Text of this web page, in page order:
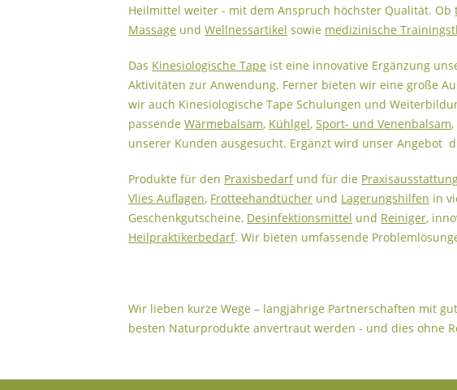
Heilmittel weiter - mit dem Anspruch höchster Qualität. Ob
Massage undWellnessartikel sowie medizinische
Das Kinesiologische Tape ist eine innovative Ergänzung
Aktivitäten zur Anwendung. Ferner bieten wir eine große
wir auch Kinesiologische Tape Schulungen und
passendeWärmebalsam, Kühlgel,Sport- und Venenbalsam,
unserer Kunden ausgesucht. Ergänzt wird unser Angebot
Produkte für den Praxisbedarfund für die
Vlies Auflagen, Frotteehandtücher und Lagerungshilfen in
Geschenkgutscheine, Desinfektionsmittel und Reiniger,
Heilpraktikerbedarf. Wir bieten umfassende
Wir lieben kurze Wege – langjährige Partnerschaften mit
besten Naturprodukte anvertraut werden - und dies ohne